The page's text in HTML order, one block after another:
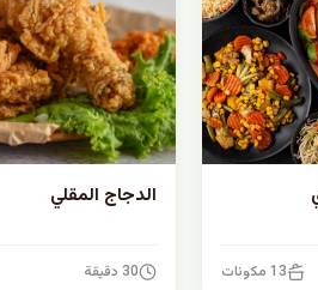
13 مكونات
الدجاج المقلي
30 دقيقة